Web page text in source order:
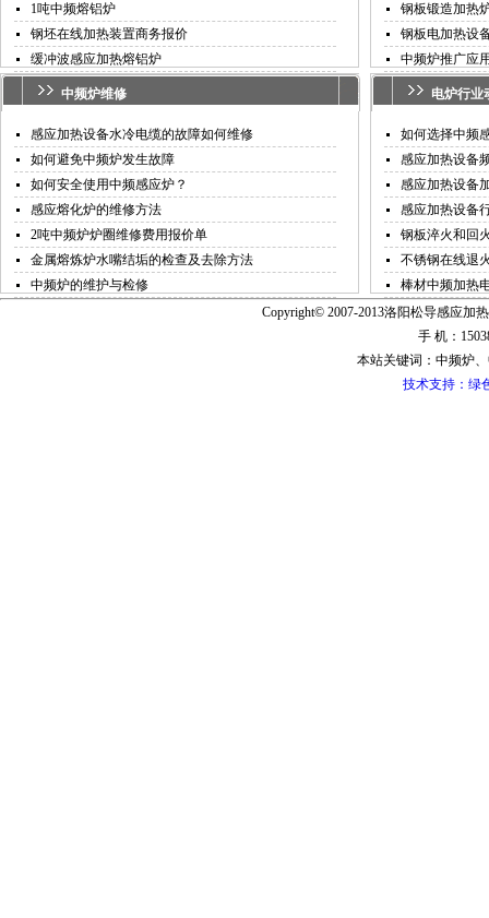
1吨中频熔铝炉
钢坯在线加热装置商务报价
缓冲波感应加热熔铝炉
中频炉维修
感应加热设备水冷电缆的故障如何维修
如何避免中频炉发生故障
如何安全使用中频感应炉？
感应熔化炉的维修方法
2吨中频炉炉圈维修费用报价单
金属熔炼炉水嘴结垢的检查及去除方法
中频炉的维护与检修
钢板锻造加热
钢板电加热设
中频炉推广应
电炉行业
如何选择中频
感应加热设备
感应加热设备
感应加热设备
钢板淬火和回
不锈钢在线退
棒材中频加热
Copyright© 2007-2013洛阳松导感应加
手 机：
本站关键词：中频炉
技术支持：绿